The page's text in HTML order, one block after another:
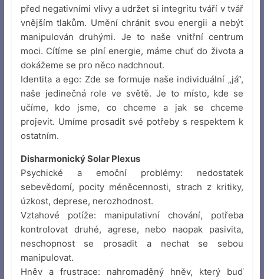
před negativními vlivy a udržet si integritu tváří v tvář
vnějším tlakům. Umění chránit svou energii a nebýt
manipulován druhými. Je to naše vnitřní centrum
moci. Cítíme se plní energie, máme chuť do života a
dokážeme se pro něco nadchnout.
Identita a ego: Zde se formuje naše individuální „já“,
naše jedinečná role ve světě. Je to místo, kde se
učíme, kdo jsme, co chceme a jak se chceme
projevit. Umíme prosadit své potřeby s respektem k
ostatním.
Disharmonický Solar Plexus
Psychické a emoční problémy: nedostatek
sebevědomí, pocity méněcennosti, strach z kritiky,
úzkost, deprese, nerozhodnost.
Vztahové potíže: manipulativní chování, potřeba
kontrolovat druhé, agrese, nebo naopak pasivita,
neschopnost se prosadit a nechat se sebou
manipulovat.
Hněv a frustrace: nahromaděný hněv, který buď